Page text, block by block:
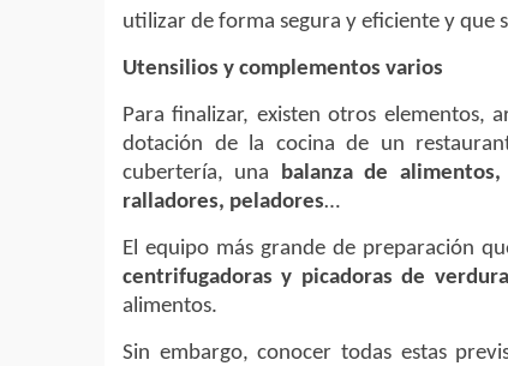
utilizar de forma segura y eficiente y que
Utensilios y complementos varios
Para finalizar, existen otros elementos,
dotación de la cocina de un
cubertería, una balanza de
ralladores, peladores…
El equipo más grande de preparación
centrifugadoras y picadoras de
alimentos.
Sin embargo, conocer todas estas